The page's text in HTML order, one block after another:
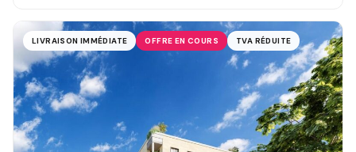
LIVRAISON IMMÉDIATE OFFRE EN COURS TVA RÉDUITE